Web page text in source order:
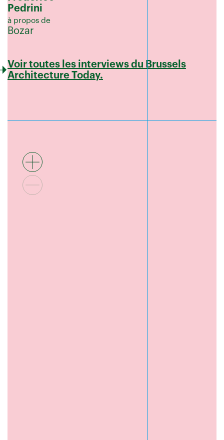
Pedrini
à propos de
Bozar
Voir toutes les interviews du Brussels
Architecture Today.